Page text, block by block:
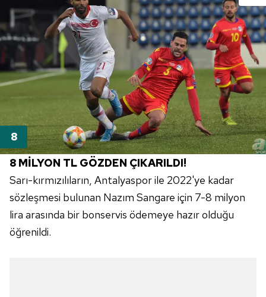
8 MİLYON TL GÖZDEN ÇIKARILDI!
Sarı-kırmızılıların, Antalyasporile 2022'ye kadar
sözleşmesi bulunan Nazım Sangare için 7-8 milyon
lira arasında bir bonservis ödemeye hazır olduğu
öğrenildi.